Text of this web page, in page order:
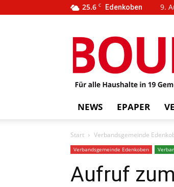
25.6 C Edenkoben 9.
NEWS EPAPER
Start Verbandsgemeinde
Verbandsgemeinde Edenkoben
Aufruf